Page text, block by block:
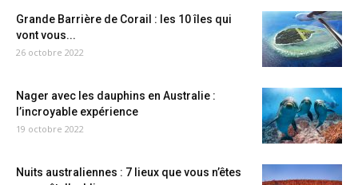
Grande Barrière de Corail : les 10 îles qui
vont vous...
26 octobre 2022
Nager avec les dauphins en Australie :
l’incroyable expérience
19 octobre 2022
Nuits australiennes : 7 lieux que vous n’êtes